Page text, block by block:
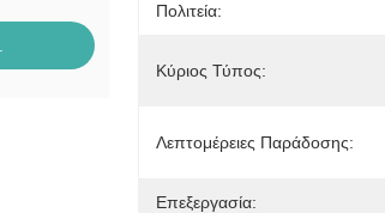
Πολιτεία:
Κύριος Τύπος:
Λεπτομέρειες Παράδοσης:
Επεξεργασία: